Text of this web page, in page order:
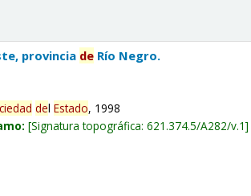
provincia de Río Negro.
delEstado, 1998
Signatura topográfica:621.374.5/A282/v.1